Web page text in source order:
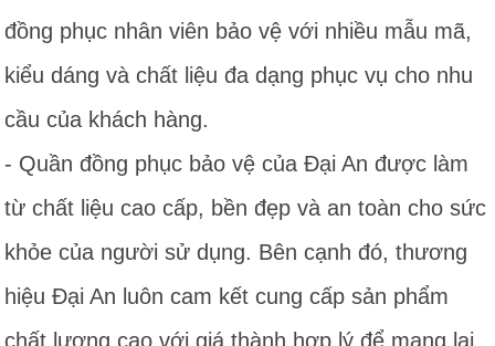
đồng phục nhân viên bảo vệ với nhiều mẫu mã,
kiểu dáng và chất liệu đa dạng phục vụ cho nhu
cầu của khách hàng.
- Quần đồng phục bảo vệ của Đại An được làm
từ chất liệu cao cấp, bền đẹp và an toàn cho sức
khỏe của người sử dụng. Bên cạnh đó, thương
hiệu Đại An luôn cam kết cung cấp sản phẩm
chất lượng cao với giá thành hợp lý để mang lại